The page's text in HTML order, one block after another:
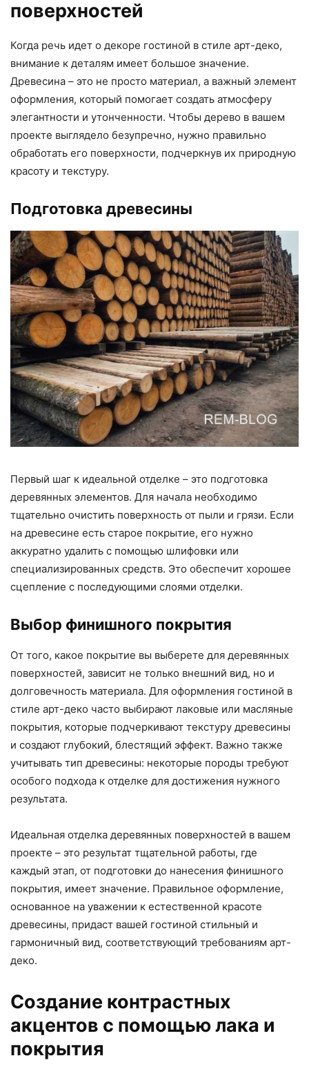
поверхностей
Когда речь идет о декоре гостиной в стиле арт-деко,
внимание к деталям имеет большое значение.
Древесина – это не просто материал, а важный элемент
оформления, который помогает создать атмосферу
элегантности и утонченности. Чтобы дерево в вашем
проекте выглядело безупречно, нужно правильно
обработать его поверхности, подчеркнув их природную
красоту и текстуру.
Подготовка древесины
Первый шаг к идеальной отделке – это подготовка
деревянных элементов. Для начала необходимо
тщательно очистить поверхность от пыли и грязи. Если
на древесине есть старое покрытие, его нужно
аккуратно удалить с помощью шлифовки или
специализированных средств. Это обеспечит хорошее
сцепление с последующими слоями отделки.
Выбор финишного покрытия
От того, какое покрытие вы выберете для деревянных
поверхностей, зависит не только внешний вид, но и
долговечность материала. Для оформления гостиной в
стиле арт-деко часто выбирают лаковые или масляные
покрытия, которые подчеркивают текстуру древесины
и создают глубокий, блестящий эффект. Важно также
учитывать тип древесины: некоторые породы требуют
особого подхода к отделке для достижения нужного
результата.
Идеальная отделка деревянных поверхностей в вашем
проекте – это результат тщательной работы, где
каждый этап, от подготовки до нанесения финишного
покрытия, имеет значение. Правильное оформление,
основанное на уважении к естественной красоте
древесины, придаст вашей гостиной стильный и
гармоничный вид, соответствующий требованиям арт-
деко.
Создание контрастных
акцентов с помощью лака и
покрытия